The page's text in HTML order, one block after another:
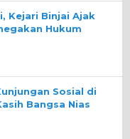
Kejari Binjai Ajak
Hukum
Sosial di
Bangsa Nias